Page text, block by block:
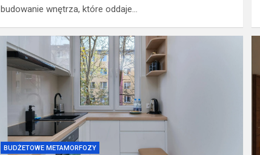
budowanie wnętrza, które oddaje…
BUDŻETOWE METAMORFOZY